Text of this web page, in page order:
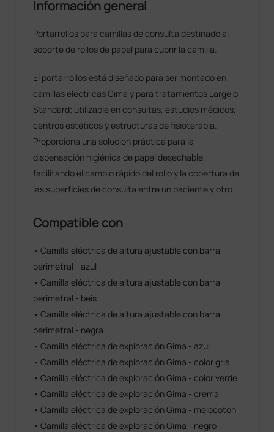
Información general
Portarrollos para camillas de consulta destinado al
soporte de rollos de papel para cubrir la camilla.
El portarrollos está diseñado para ser montado en
camillas eléctricas Gima y para tratamientos Large o
Standard; utilizable en consultas, estudios médicos,
centros estéticos y estructuras de fisioterapia.
Proporciona una solución práctica para la
dispensación higiénica de papel desechable,
facilitando el cambio rápido del rollo y la cobertura de
las superficies de consulta entre un paciente y otro.
Compatible con
• Camilla eléctrica de altura ajustable con barra
perimetral - azul
• Camilla eléctrica de altura ajustable con barra
perimetral - beis
• Camilla eléctrica de altura ajustable con barra
perimetral - negra
• Camilla eléctrica de exploración Gima - azul
• Camilla eléctrica de exploración Gima - color gris
• Camilla eléctrica de exploración Gima - color verde
• Camilla eléctrica de exploración Gima - crema
• Camilla eléctrica de exploración Gima - melocotón
• Camilla eléctrica de exploración Gima - negro